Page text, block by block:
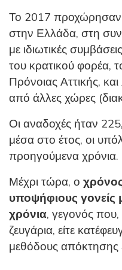
Το 2017 προχώρησαν
στην Ελλάδα, στη
με ιδιωτικές
του κρατικού φορέα,
Πρόνοιας Αττικής,
από άλλες χώρες
Οι αναδοχές ήταν
μέσα στο έτος, οι
προηγούμενα χρόνια.
Μέχρι τώρα, ο
υποψήφιους γονείς
χρόνια, γεγονός
ζευγάρια, είτε
μεθόδους απόκτησης